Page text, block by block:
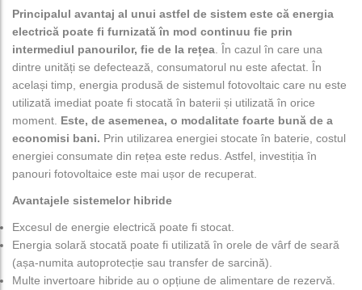
Principalul avantaj al unui astfel de sistem este că energia
electrică poate fi furnizată în mod continuu fie prin
intermediul panourilor, fie de la rețea . În cazul în care una
dintre unități se defectează, consumatorul nu este afectat. În
același timp, energia produsă de sistemul fotovoltaic care nu este
utilizată imediat poate fi stocată în baterii și utilizată în orice
moment. Este, de asemenea, o modalitate foarte bună de a
economisi bani. Prin utilizarea energiei stocate în baterie, costul
energiei consumate din rețea este redus. Astfel, investiția în
panouri fotovoltaice este mai ușor de recuperat.
Avantajele sistemelor hibride
Excesul de energie electrică poate fi stocat.
Energia solară stocată poate fi utilizată în orele de vârf de seară
(așa-numita autoprotecție sau transfer de sarcină).
Multe invertoare hibride au o opțiune de alimentare de rezervă.